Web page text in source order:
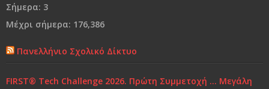
Ο κόσμος μας…
Χρόνια Πολλά...
Ελένη Γλύκατζη Αρβελέρ: Η Παιδεία είναι το μόνο
Σήμερα: 3
Μέχρι σήμερα: 176,386
Πανελλήνιο Σχολικό Δίκτυο
FIRST® Tech Challenge 2026. Πρώτη Συμμετοχή … Μεγάλη